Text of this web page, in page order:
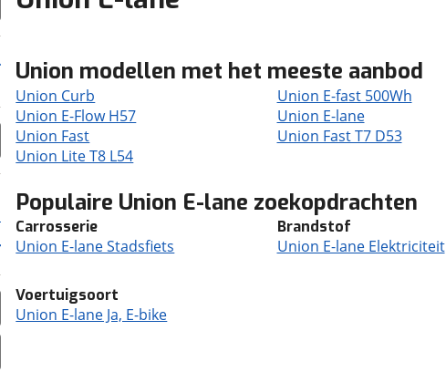
Union modellen met het meeste aanbod
Union Curb Union E-fast 500Wh
Union E-Flow H57
Union E-lane
Union Fast
Union Fast T7 D53
Union Lite T8 L54
Populaire Union E-lane zoekopdrachten
Carrosserie
Union E-lane Stadsfiets
Brandstof
Union E-lane Elektriciteit
Voertuigsoort
Union E-lane Ja, E-bike